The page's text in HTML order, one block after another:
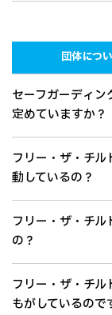
団体につ
セーフガーディ
定めていますか？
フリー・ザ・チ
動しているの？
フリー・ザ・チ
の？
フリー・ザ・チ
もがしているので